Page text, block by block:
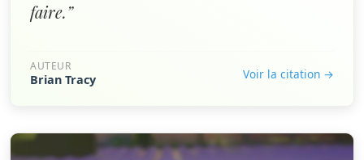
faire.”
AUTEUR
Brian Tracy Voir la citation →